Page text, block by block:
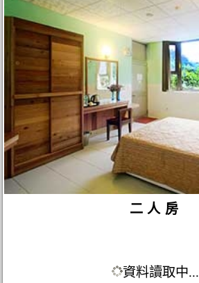
二人房
資料讀取中...